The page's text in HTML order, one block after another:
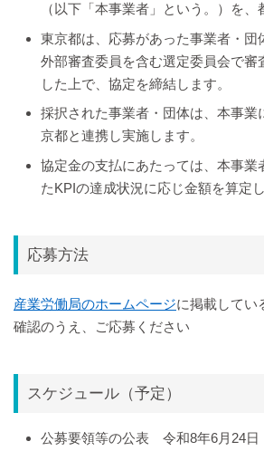
（以下「本事業者」という。）を、
東京都は、応募があった事業者・団
外部審査委員を含む選定委員会で審
した上で、協定を締結します。
採択された事業者・団体は、本事業
京都と連携し実施します。
協定金の支払にあたっては、本事業
たKPIの達成状況に応じ金額を算定
応募方法
産業労働局のホームページに掲載してい
確認のうえ、ご応募ください
スケジュール（予定）
公募要領等の公表 令和8年6月24日